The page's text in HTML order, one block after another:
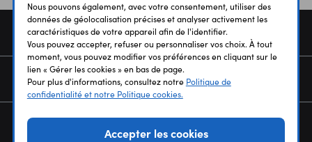
COMMANDE
SERVICES
Nous pouvons également, avec votre consentement, utiliser des
données de géolocalisation précises et analyser activement les
caractéristiques de votre appareil afin de l'identifier.
Vous pouvez accepter, refuser ou personnaliser vos choix. À tout
moment, vous pouvez modifier vos préférences en cliquant sur le
lien « Gérer les cookies » en bas de page.
Pour plus d'informations, consultez notre Politique de
confidentialité et notre Politique cookies.
Accepter les cookies